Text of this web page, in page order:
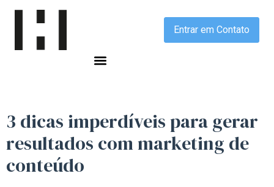
Entrar em Contato
3 dicas imperdíveis para gerar
resultados com marketing de
conteúdo